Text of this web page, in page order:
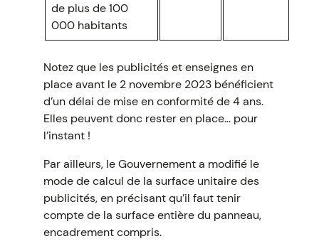
de plus de 100
000 habitants
Notez que les publicités et enseignes en
place avant le 2 novembre 2023 bénéficient
d’un délai de mise en conformité de 4 ans.
Elles peuvent donc rester en place… pour
l’instant !
Par ailleurs, le Gouvernement a modifié le
mode de calcul de la surface unitaire des
publicités, en précisant qu’il faut tenir
compte de la surface entière du panneau,
encadrement compris.